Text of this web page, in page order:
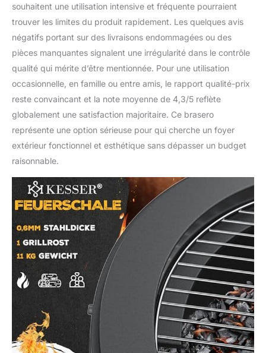
souhaitent une utilisation intensive et fréquente pourraient
trouver les limites du produit rapidement. Les quelques avis
négatifs portant sur des livraisons endommagées ou des
pièces manquantes signalent une irrégularité dans le contrôle
qualité qui mérite d’être mentionnée. Pour une utilisation
occasionnelle, en famille ou entre amis, le rapport qualité-prix
reste convaincant et la note moyenne de 4,3/5 reflète
globalement une satisfaction majoritaire. Ce brasero
représente une option sérieuse pour qui cherche un foyer
extérieur fonctionnel et esthétique sans dépasser un budget
raisonnable.